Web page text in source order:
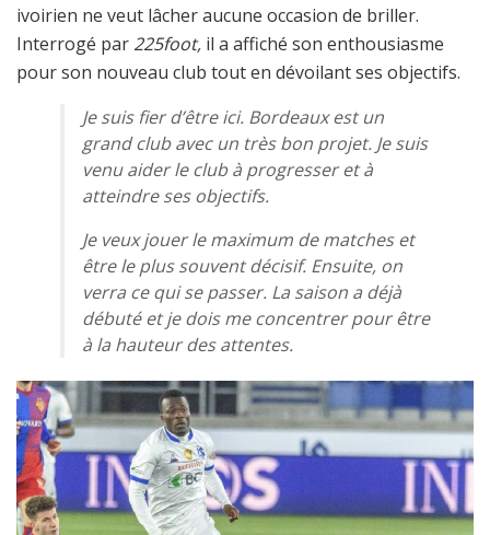
ivoirien ne veut lâcher aucune occasion de briller.
Interrogé par 225foot, il a affiché son enthousiasme
pour son nouveau club tout en dévoilant ses objectifs.
Je suis fier d’être ici. Bordeaux est un
grand club avec un très bon projet. Je suis
venu aider le club à progresser et à
atteindre ses objectifs.
Je veux jouer le maximum de matches et
être le plus souvent décisif. Ensuite, on
verra ce qui se passer. La saison a déjà
débuté et je dois me concentrer pour être
à la hauteur des attentes.